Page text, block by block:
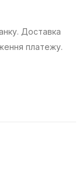
Доставка
платежу.